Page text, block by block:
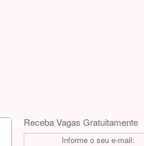
Receba Vagas Gratuitamente
Informe o seu e-mail: